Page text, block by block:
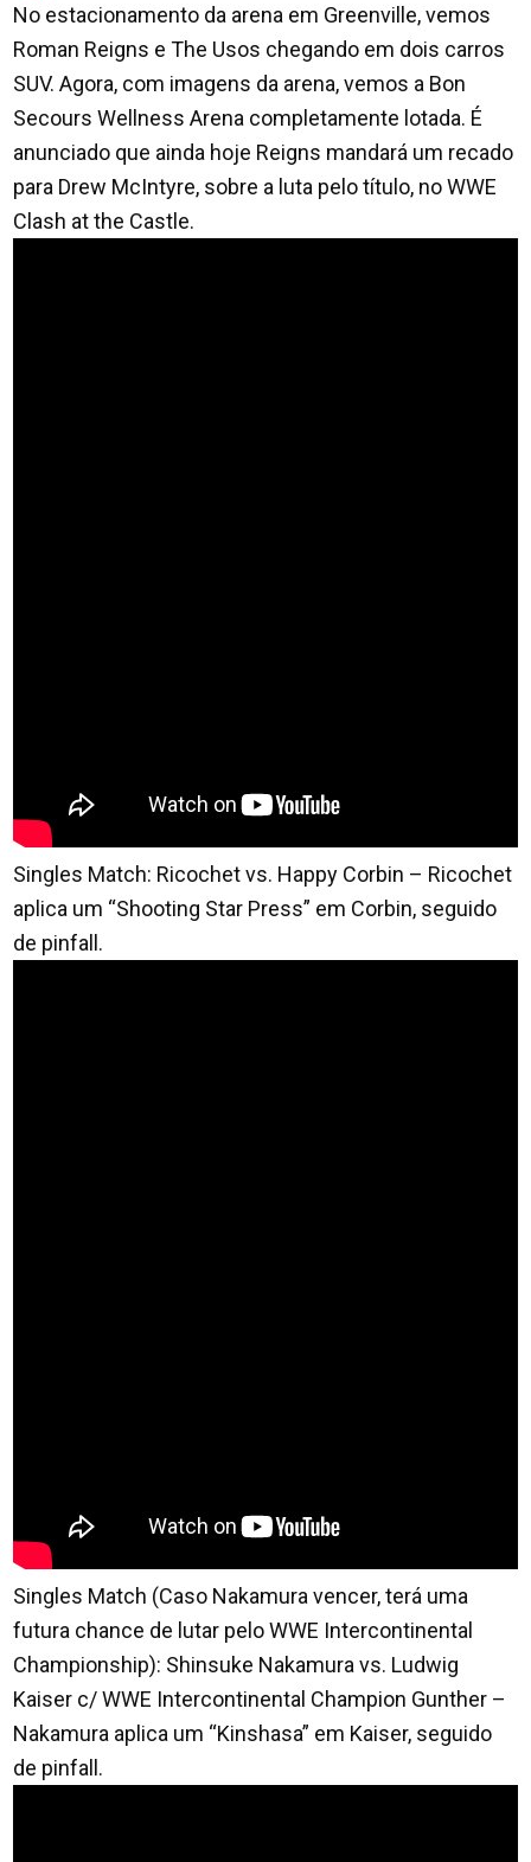
No estacionamento da arena em Greenville, vemos
Roman Reigns e The Usos chegando em dois carros
SUV. Agora, com imagens da arena, vemos a Bon
Secours Wellness Arena completamente lotada. É
anunciado que ainda hoje Reigns mandará um recado
para Drew McIntyre, sobre a luta pelo título, no WWE
Clash at the Castle.
Singles Match: Ricochet vs. Happy Corbin – Ricochet
aplica um “Shooting Star Press” em Corbin, seguido
de pinfall.
Singles Match (Caso Nakamura vencer, terá uma
futura chance de lutar pelo WWE Intercontinental
Championship): Shinsuke Nakamura vs. Ludwig
Kaiser c/ WWE Intercontinental Champion Gunther –
Nakamura aplica um “Kinshasa” em Kaiser, seguido
de pinfall.